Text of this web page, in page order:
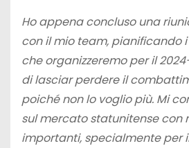
Ho appena concluso una
con il mio team, pianificando
che organizzeremo per il
di lasciar perdere il
poiché non lo voglio più. Mi
sul mercato statunitense con
importanti, specialmente per